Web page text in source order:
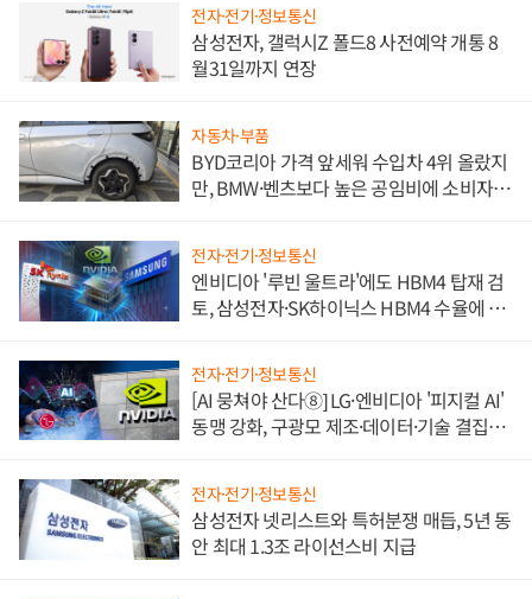
전자·전기·정보통신
삼성전자, 갤럭시Z 폴드8 사전예약 개통 8
월31일까지 연장
자동차·부품
BYD코리아 가격 앞세워 수입차 4위 올랐지
만, BMW·벤츠보다 높은 공임비에 소비자
전자·전기·정보통신
엔비디아 '루빈 울트라'에도 HBM4 탑재 검
토, 삼성전자·SK하이닉스 HBM4 수율에 주
전자·전기·정보통신
[AI 뭉쳐야 산다⑧] LG·엔비디아 '피지컬 AI'
동맹 강화, 구광모 제조·데이터·기술 결집
전자·전기·정보통신
삼성전자 넷리스트와 특허분쟁 매듭, 5년 동
안 최대 1.3조 라이선스비 지급